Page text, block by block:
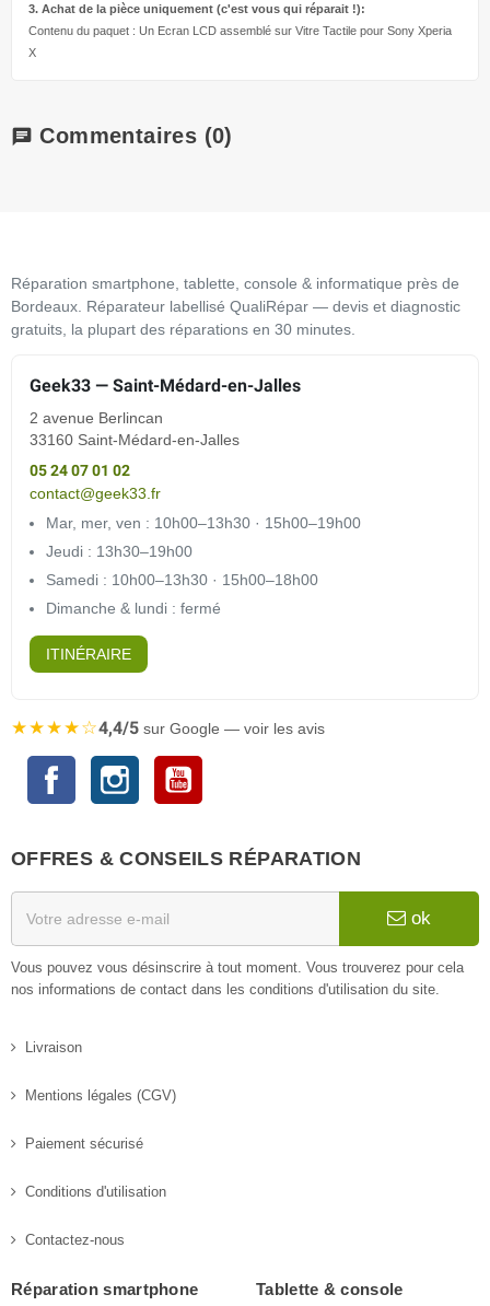
3. Achat de la pièce uniquement (c'est vous qui réparait !):
Contenu du paquet : Un Ecran LCD assemblé sur Vitre Tactile pour Sony Xperia
X
chat Commentaires (0)
Réparation smartphone, tablette, console & informatique près de
Bordeaux. Réparateur labellisé QualiRépar — devis et diagnostic
gratuits, la plupart des réparations en 30 minutes.
Geek33 — Saint-Médard-en-Jalles
2 avenue Berlincan
33160 Saint-Médard-en-Jalles
05 24 07 01 02
contact@geek33.fr
Mar, mer, ven : 10h00–13h30 · 15h00–19h00
Jeudi : 13h30–19h00
Samedi : 10h00–13h30 · 15h00–18h00
Dimanche & lundi : fermé
ITINÉRAIRE
★★★★☆4,4/5 sur Google — voir les avis
Facebook Instagram
OFFRES & CONSEILS RÉPARATION
ok
Vous pouvez vous désinscrire à tout moment. Vous trouverez pour cela
nos informations de contact dans les conditions d'utilisation du site.
Livraison
Mentions légales (CGV)
Paiement sécurisé
Conditions d'utilisation
Contactez-nous
Réparation smartphone Tablette & console